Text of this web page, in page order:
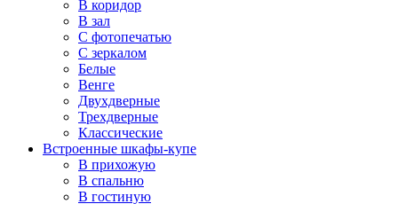
В коридор
В зал
С фотопечатью
С зеркалом
Белые
Венге
Двухдверные
Трехдверные
Классические
Встроенные шкафы-купе
В прихожую
В спальню
В гостиную